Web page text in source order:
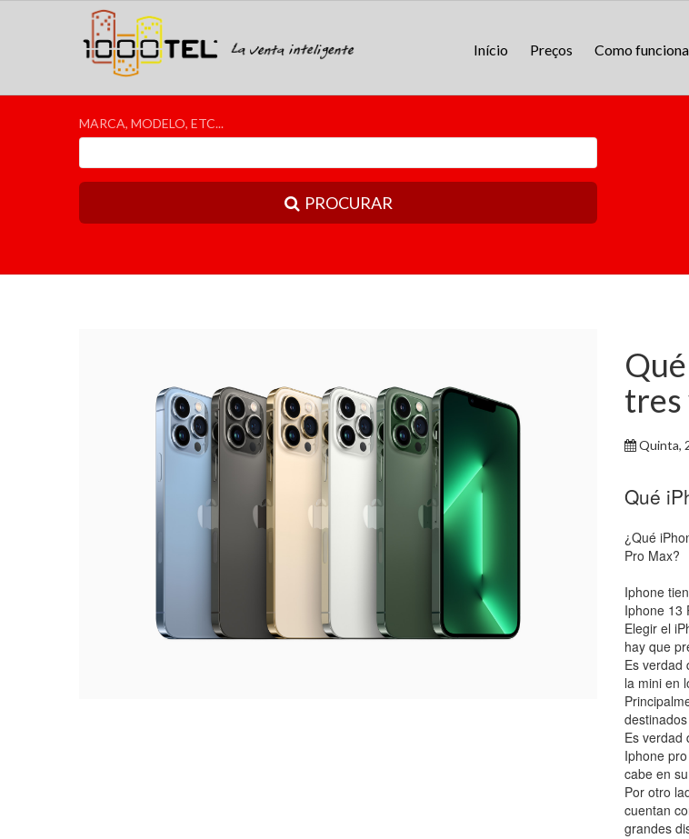
Início Preços Como funciona
MARCA, MODELO, ETC...
PROCURAR
tres
Quinta,
Qué
¿Qué
Pro Max?
Iphone
Iphone 13
Elegir el
hay que
Es verdad
la mini en
Es verdad
Iphone
cabe en
Por otro
cuentan
grandes